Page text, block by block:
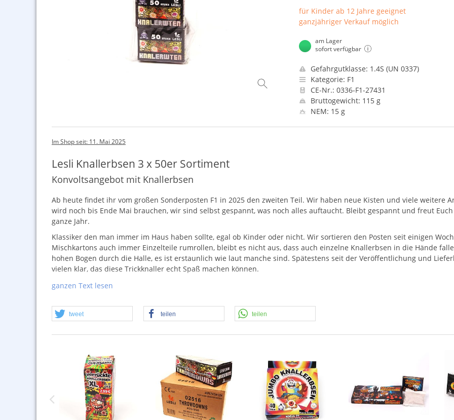
für Kinder ab 12 Jahre geeignet
ganzjähriger Verkauf möglich
am Lager
sofort verfügbar
Gefahrgutklasse: 1.4S (UN 0337)
Kategorie: F1
CE-Nr.: 0336-F1-27431
Bruttogewicht: 115 g
NEM: 15 g
Im Shop seit: 11. Mai 2025
Lesli Knallerbsen 3 x 50er Sortiment
Konvoltsangebot mit Knallerbsen
Ab heute findet ihr vom großen Sonderposten F1 in 2025 den zweiten Teil. Wir haben neue Kisten und viele weitere
wird noch bis Ende Mai brauchen, wir sind selbst gespannt, was noch alles auftaucht. Bleibt gespannt und freut
ganze Jahr.
Klassiker den man immer im Haus haben sollte, egal ob Kinder oder nicht. Wir sortieren den Posten seit einigen
Mischkartons auch immer Einzelteile rumrollen, bleibt es nicht aus, dass auch einzelne Knallerbsen in die Hände
hohen Bogen durch die Halle, es ist erstaunlich wie laut manche sind. Spätestens seit der Veröffentlichung und
vielen klar, das diese Trickknaller echt Spaß machen können.
Achtung. Die Auslieferung kann auch ohne Sortimentsumverpackung (Reiter, Tütchen) erfolgen.
ganzen Text lesen
tweet teilen teilen